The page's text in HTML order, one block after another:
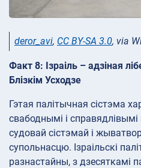
deror_avi, CC BY-SA 3.0, via
Факт 8: Ізраіль – адзіная
Блізкім Усходзе
Гэтая палітычная сістэма
свабоднымі і
судовай сістэмай і
супольнасцю. Ізраільскі
разнастайны, з дзесяткамі